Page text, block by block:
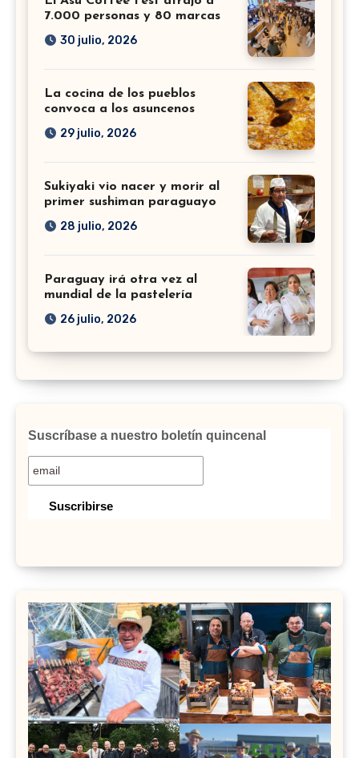
7.000 personas y 80 marcas
30 julio, 2026
La cocina de los pueblos
convoca a los asuncenos
29 julio, 2026
Sukiyaki vio nacer y morir al
primer sushiman paraguayo
28 julio, 2026
Paraguay irá otra vez al
mundial de la pastelería
26 julio, 2026
Suscríbase a nuestro boletín quincenal